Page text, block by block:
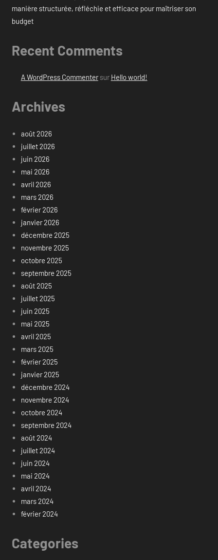
manière structurée, réfléchie et efficace pour maîtriser son
budget
Recent Comments
A WordPress Commentersur Hello world!
Archives
août 2026
juillet 2026
juin 2026
mai 2026
avril 2026
mars 2026
février 2026
janvier 2026
décembre 2025
novembre 2025
octobre 2025
septembre 2025
août 2025
juillet 2025
juin 2025
mai 2025
avril 2025
mars 2025
février 2025
janvier 2025
décembre 2024
novembre 2024
octobre 2024
septembre 2024
août 2024
juillet 2024
juin 2024
mai 2024
avril 2024
mars 2024
février 2024
Categories